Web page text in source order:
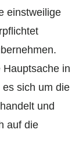
einstweilige
in
sich um die
und
auf die